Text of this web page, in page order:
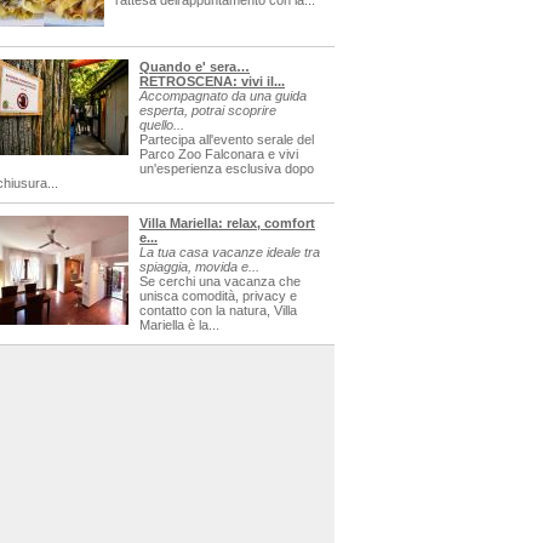
Quando e' sera…
RETROSCENA: vivi il...
Accompagnato da una guida
esperta, potrai scoprire
quello...
Partecipa all'evento serale del
Parco Zoo Falconara e vivi
un'esperienza esclusiva dopo
Villa Mariella: relax, comfort
e...
La tua casa vacanze ideale tra
spiaggia, movida e...
Se cerchi una vacanza che
unisca comodità, privacy e
contatto con la natura, Villa
Mariella è la...